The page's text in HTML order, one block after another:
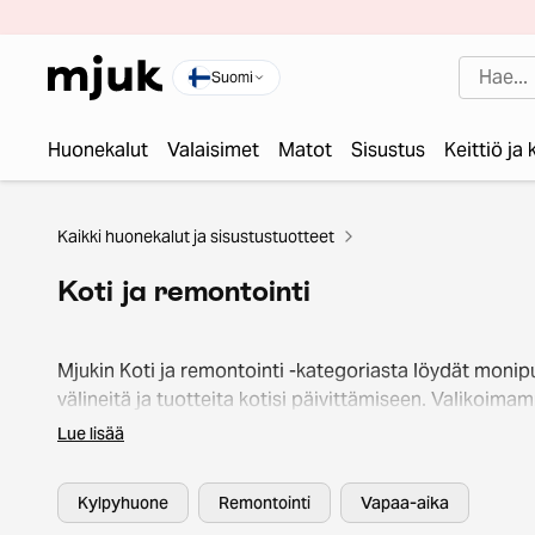
Suomi
Huonekalut Valaisimet Matot Sisustus Keittiö ja
Kaikki huonekalut ja sisustustuotteet
Koti ja remontointi
Mjukin Koti ja remontointi -kategoriasta löydät
välineitä ja tuotteita kotisi päivittämiseen.
tarjoaa ratkaisuja niin kylpyhuoneen ilmeen
Pienillä yksityiskohdilla, kuten uusilla vetimillä tai
ovenkahvoilla, tuot tilaan nopeasti uutta ilmettä, kun
Lue lisää
Kylpyhuone Remontointi Vapaa-aika